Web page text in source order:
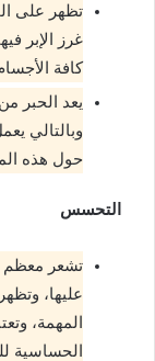
تظهر على
غرز الإبر
كافة
يعد الحبر
وبالتالي
حول هذه
التحسس
تشعر معظم
عليها،
المهمة،
الحساسية